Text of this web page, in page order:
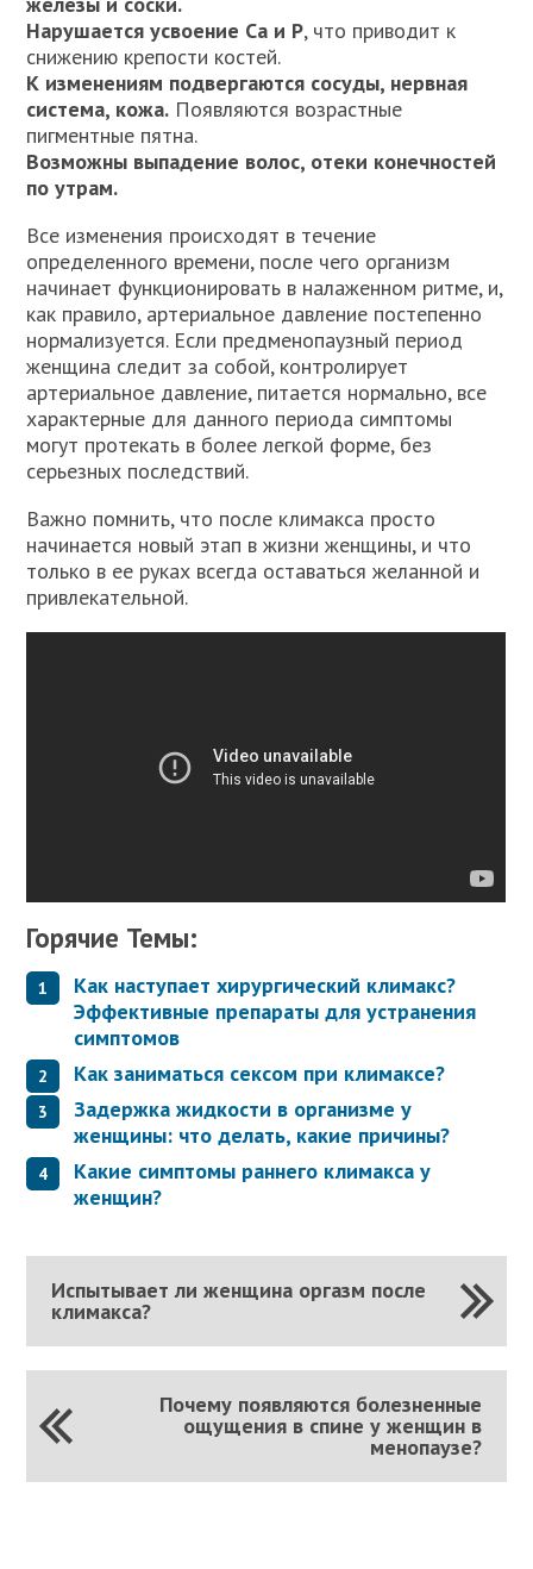
Нарушается усвоение Ca и P, что приводит к
снижению крепости костей.
К изменениям подвергаются сосуды, нервная
система, кожа. Появляются возрастные
пигментные пятна.
Возможны выпадение волос, отеки конечностей
по утрам.
Все изменения происходят в течение
определенного времени, после чего организм
начинает функционировать в налаженном ритме, и,
как правило, артериальное давление постепенно
нормализуется. Если предменопаузный период
женщина следит за собой, контролирует
артериальное давление, питается нормально, все
характерные для данного периода симптомы
могут протекать в более легкой форме, без
серьезных последствий.
Важно помнить, что после климакса просто
начинается новый этап в жизни женщины, и что
только в ее руках всегда оставаться желанной и
привлекательной.
Горячие Темы:
Как наступает хирургический климакс?
Эффективные препараты для устранения
симптомов
Как заниматься сексом при климаксе?
Задержка жидкости в организме у
женщины: что делать, какие причины?
Какие симптомы раннего климакса у
женщин?
Испытывает ли женщина оргазм после
климакса?
Почему появляются болезненные
ощущения в спине у женщин в
менопаузе?